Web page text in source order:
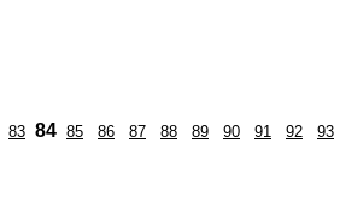
83 84 85 86 87 88 89 90 91 92 93